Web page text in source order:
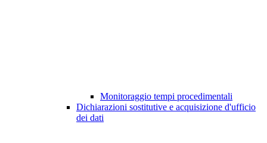
Monitoraggio tempi procedimentali
Dichiarazioni sostitutive e acquisizione d'ufficio
dei dati